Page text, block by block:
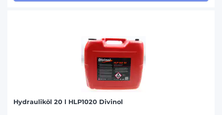
Hydrauliköl 20 l HLP1020 Divinol